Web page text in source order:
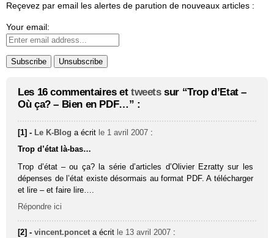
Reçevez par email les alertes de parution de nouveaux articles :
Your email:
Les 16 commentaires et tweetssur “Trop d’Etat –
Où ça? – Bien en PDF…” :
[1] - Le K-Blog a écrit le 1 avril 2007 :
Trop d’état là-bas…
Trop d’état – ou ça? la série d’articles d’Olivier Ezratty sur les
dépenses de l’état existe désormais au format PDF. A télécharger
et lire – et faire lire….
Répondre ici
[2] -vincent.poncet a écrit le 13 avril 2007 :